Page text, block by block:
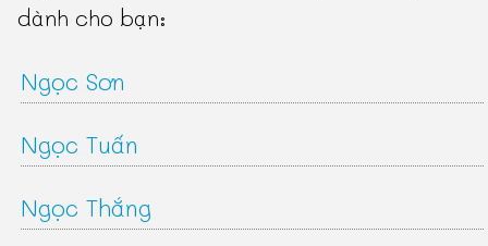
dành cho bạn:
Ngọc Sơn
Ngọc Tuấn
Ngọc Thắng